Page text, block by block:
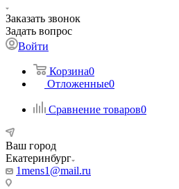
Заказать звонок
Задать вопрос
Войти
Корзина0
Отложенные0
Сравнение товаров0
Ваш город
Екатеринбург
1mens1@mail.ru